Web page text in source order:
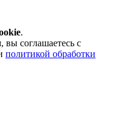
.
вы соглашаетесь с
политикой обработки